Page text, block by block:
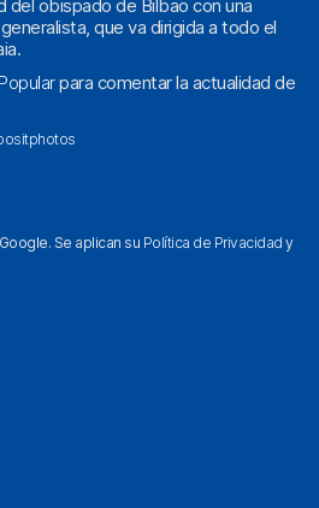
del obispado de Bilbao con una
que va dirigida a todo el
para comentar la actualidad de
Se aplican su Política de Privacidad y